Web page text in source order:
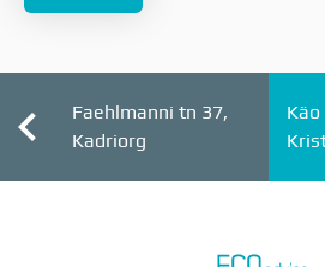
Faehlmanni tn 37,
Kadriorg